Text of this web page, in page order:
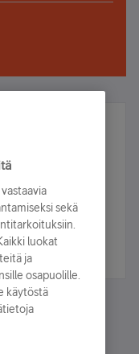
arvonnassa.
sekä
luokat
ja
osapuolille.
käytöstä